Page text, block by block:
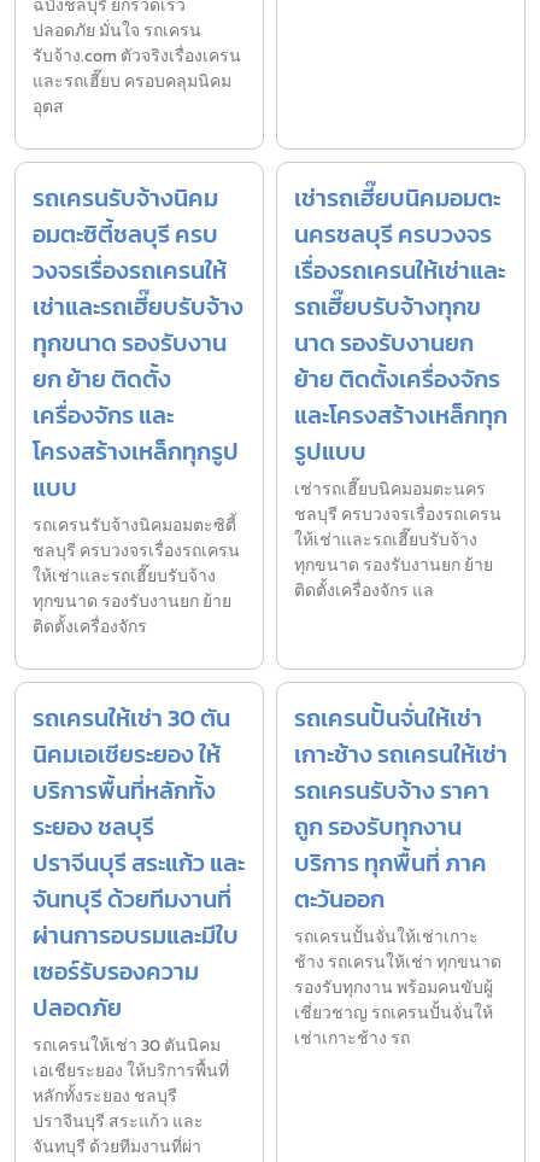
ฉบังชลบุรี ยกรวดเร็ว
ปลอดภัย มั่นใจ รถเครน
รับจ้าง.com ตัวจริงเรื่องเครน
และรถเฮี๊ยบ ครอบคลุมนิคม
อุตส
รถเครนรับจ้างนิคม
อมตะซิตี้ชลบุรี ครบ
วงจรเรื่องรถเครนให้
เช่าและรถเฮี๊ยบรับจ้าง
ทุกขนาด รองรับงาน
ยก ย้าย ติดตั้ง
เครื่องจักร และ
โครงสร้างเหล็กทุกรูป
แบบ
รถเครนรับจ้างนิคมอมตะซิตี้
ชลบุรี ครบวงจรเรื่องรถเครน
ให้เช่าและรถเฮี๊ยบรับจ้าง
ทุกขนาด รองรับงานยก ย้าย
ติดตั้งเครื่องจักร
เช่ารถเฮี๊ยบนิคมอมตะ
นครชลบุรี ครบวงจร
เรื่องรถเครนให้เช่าและ
รถเฮี๊ยบรับจ้างทุกข
นาด รองรับงานยก
ย้าย ติดตั้งเครื่องจักร
และโครงสร้างเหล็กทุก
รูปแบบ
เช่ารถเฮี๊ยบนิคมอมตะนคร
ชลบุรี ครบวงจรเรื่องรถเครน
ให้เช่าและรถเฮี๊ยบรับจ้าง
ทุกขนาด รองรับงานยก ย้าย
ติดตั้งเครื่องจักร แล
รถเครนให้เช่า 30 ตัน
นิคมเอเชียระยอง ให้
บริการพื้นที่หลักทั้ง
ระยอง ชลบุรี
ปราจีนบุรี สระแก้ว และ
จันทบุรี ด้วยทีมงานที่
ผ่านการอบรมและมีใบ
เซอร์รับรองความ
ปลอดภัย
รถเครนให้เช่า 30 ตันนิคม
เอเชียระยอง ให้บริการพื้นที่
หลักทั้งระยอง ชลบุรี
ปราจีนบุรี สระแก้ว และ
จันทบุรี ด้วยทีมงานที่ผ่า
รถเครนปั้นจั่นให้เช่า
เกาะช้าง รถเครนให้เช่า
รถเครนรับจ้าง ราคา
ถูก รองรับทุกงาน
บริการ ทุกพื้นที่ ภาค
ตะวันออก
รถเครนปั้นจั่นให้เช่าเกาะ
ช้าง รถเครนให้เช่า ทุกขนาด
รองรับทุกงาน พร้อมคนขับผู้
เชี่ยวชาญ รถเครนปั้นจั่นให้
เช่าเกาะช้าง รถ